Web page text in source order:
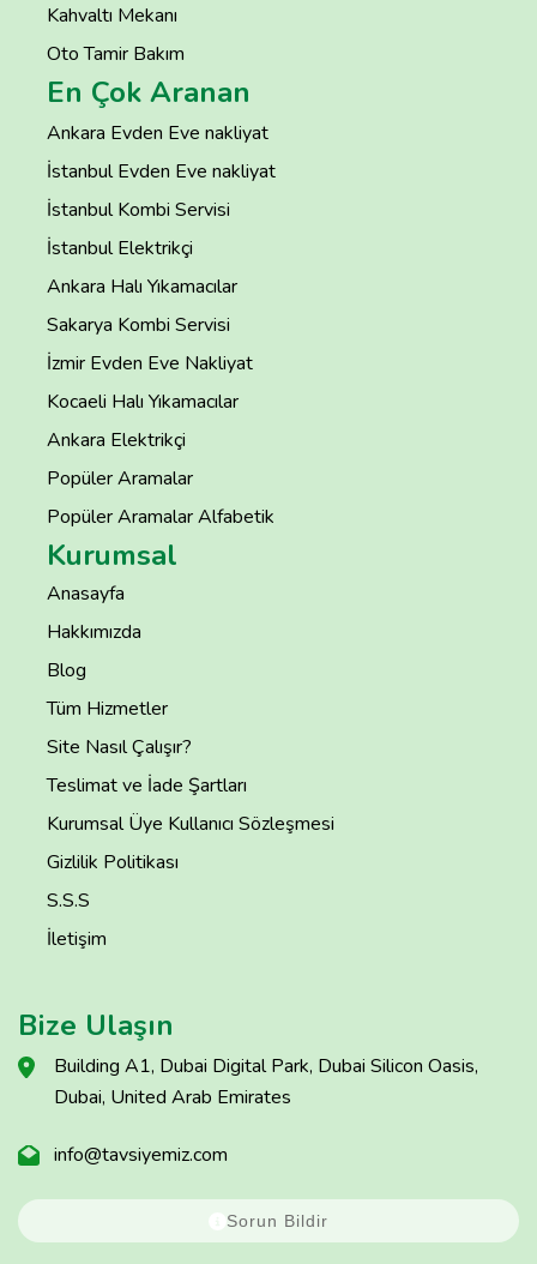
Kahvaltı Mekanı
Oto Tamir Bakım
En Çok Aranan
Ankara Evden Eve nakliyat
İstanbul Evden Eve nakliyat
İstanbul Kombi Servisi
İstanbul Elektrikçi
Ankara Halı Yıkamacılar
Sakarya Kombi Servisi
İzmir Evden Eve Nakliyat
Kocaeli Halı Yıkamacılar
Ankara Elektrikçi
Popüler Aramalar
Popüler Aramalar Alfabetik
Kurumsal
Anasayfa
Hakkımızda
Blog
Tüm Hizmetler
Site Nasıl Çalışır?
Teslimat ve İade Şartları
Kurumsal Üye Kullanıcı Sözleşmesi
Gizlilik Politikası
S.S.S
İletişim
Bize Ulaşın
Building A1, Dubai Digital Park, Dubai Silicon Oasis,
Dubai, United Arab Emirates
info@tavsiyemiz.com
Sorun Bildir